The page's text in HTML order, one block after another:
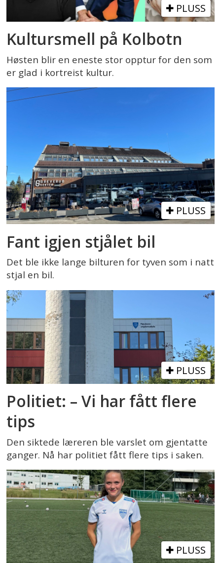
PLUSS
Kultursmell på Kolbotn
Høsten blir en eneste stor opptur for den som
er glad i kortreist kultur.
PLUSS
Fant igjen stjålet bil
Det ble ikke lange bilturen for tyven som i natt
stjal en bil.
PLUSS
Politiet: – Vi har fått flere
tips
Den siktede læreren ble varslet om gjentatte
ganger. Nå har politiet fått flere tips i saken.
PLUSS